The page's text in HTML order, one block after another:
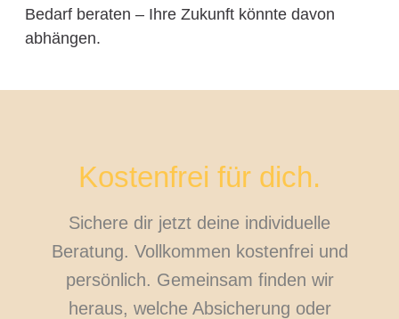
Bedarf beraten – Ihre Zukunft könnte davon
abhängen.
Kostenfrei für dich.
Sichere dir jetzt deine individuelle
Beratung. Vollkommen kostenfrei und
persönlich. Gemeinsam finden wir
heraus, welche Absicherung oder